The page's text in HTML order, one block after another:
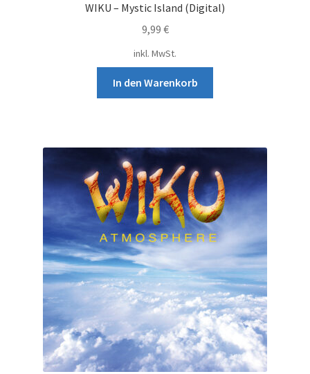
WIKU – Mystic Island (Digital)
9,99 €
inkl. MwSt.
In den Warenkorb